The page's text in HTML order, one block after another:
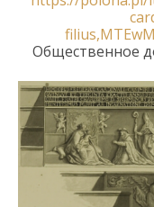
filius,
Общественное